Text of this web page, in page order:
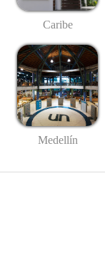
Caribe
Medellín